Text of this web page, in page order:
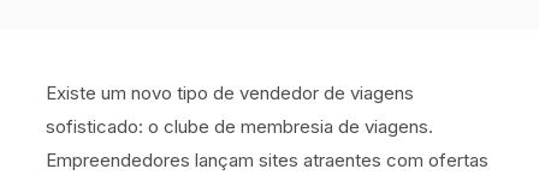
Existe um novo tipo de vendedor de viagens
sofisticado: o clube de membresia de viagens.
Empreendedores lançam sites atraentes com ofertas